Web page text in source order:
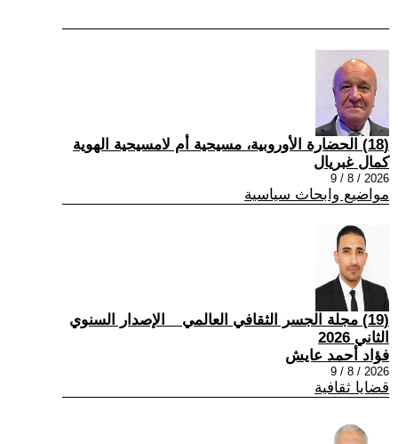
(18) الحضارة الأوروبية، مسيحية أم لامسيحية الهوية
كمال غبريال
2026 / 8 / 9
مواضيع وابحاث سياسية
(19) مجلة الجسر الثقافي العالمي _ الإصدار السنوي
الثاني 2026
فؤاد أحمد عايش
2026 / 8 / 9
قضايا ثقافية